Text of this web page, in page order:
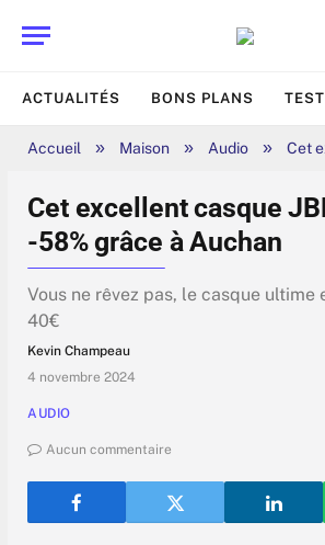
ACTUALITÉS BONS PLANS
Accueil » Maison » Audio » Cet
Cet excellent casque
-58% grâce à Auchan
Vous ne rêvez pas, le casque ultime
40€
Kevin Champeau
4 novembre 2024
AUDIO
Aucun commentaire